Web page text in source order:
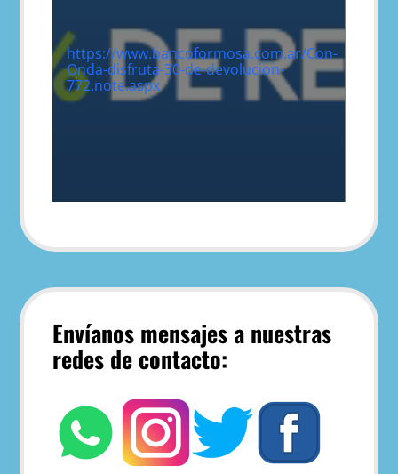
https://www.bancoformosa.com.ar/Con-
Onda-disfruta-30-de-devolucion-
772.note.aspx
Envíanos mensajes a nuestras
redes de contacto: